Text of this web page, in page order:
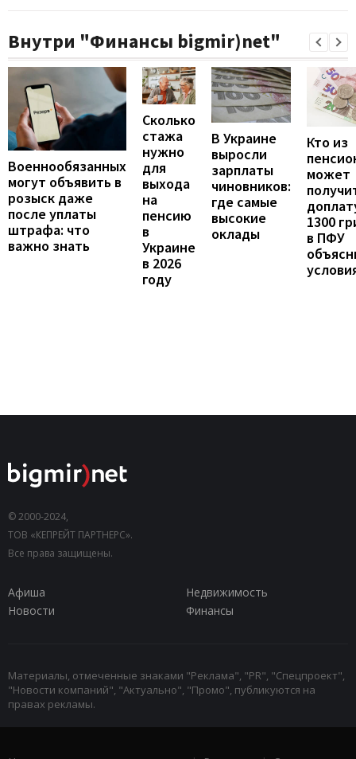
Внутри "Финансы bigmir)net"
Военнообязанных
могут объявить в
розыск даже
после уплаты
штрафа: что
важно знать
Сколько
стажа
нужно
для
выхода
на
пенсию
в
Украине
в 2026
году
В Украине
выросли
зарплаты
чиновников:
где самые
высокие
оклады
Кто из
может
1300
в ПФУ
© 2000-2024,
ТОВ «КЕПРЕЙТ ПАРТНЕРС».
Все права защищены.
Афиша
Недвижимость
Новости
Финансы
Материалы, отмеченные знаками "Реклама", "PR", "Спецпроект",
"Новости компаний", "Актуально", "Промо", публикуются на
правах рекламы.